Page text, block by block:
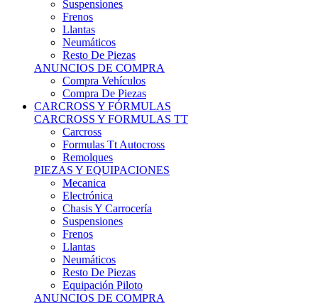
Llantas
Neumáticos
Resto De Piezas
ANUNCIOS DE COMPRA
Compra Vehículos
Compra De Piezas
CARCROSS Y FÓRMULAS
CARCROSS Y FORMULAS TT
Carcross
Formulas Tt Autocross
Remolques
PIEZAS Y EQUIPACIONES
Mecanica
Electrónica
Chasis Y Carrocería
Suspensiones
Frenos
Llantas
Neumáticos
Resto De Piezas
Equipación Piloto
ANUNCIOS DE COMPRA
Compra De Cc Y Tt